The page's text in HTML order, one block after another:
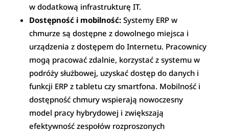
w dodatkową infrastrukturę IT.
Dostępność i mobilność: Systemy ERP w
chmurze są dostępne z dowolnego miejsca i
urządzenia z dostępem do Internetu. Pracownicy
mogą pracować zdalnie, korzystać z systemu w
podróży służbowej, uzyskać dostęp do danych i
funkcji ERP z tabletu czy smartfona. Mobilność i
dostępność chmury wspierają nowoczesny
model pracy hybrydowej i zwiększają
efektywność zespołów rozproszonych